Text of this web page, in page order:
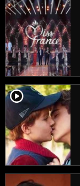
player2